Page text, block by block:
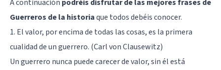
A continuación podréis disfrutar de las mejores frases de
Guerreros de la historiaque todos debéis conocer.
1. El valor, por encima de todas las cosas, es la primera
cualidad de un guerrero. (Carl von Clausewitz)
Un guerrero nunca puede carecer de valor, sin él está